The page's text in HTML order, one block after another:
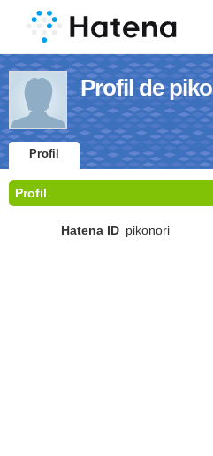
Profil de
Profil
Profil
Hatena ID pikonori